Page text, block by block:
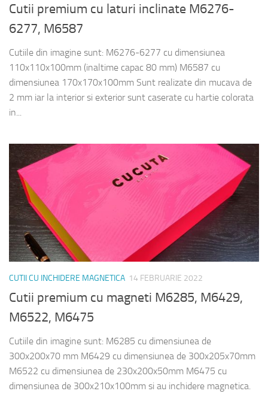
Cutii premium cu laturi inclinate M6276-
6277, M6587
Cutiile din imagine sunt: M6276-6277 cu dimensiunea
110x110x100mm (inaltime capac 80 mm) M6587 cu
dimensiunea 170x170x100mm Sunt realizate din mucava de
2 mm iar la interior si exterior sunt caserate cu hartie colorata
in...
CUTII CU INCHIDERE MAGNETICA 14 FEBRUARIE 2022
Cutii premium cu magneti M6285, M6429,
M6522, M6475
Cutiile din imagine sunt: M6285 cu dimensiunea de
300x200x70 mm M6429 cu dimensiunea de 300x205x70mm
M6522 cu dimensiunea de 230x200x50mm M6475 cu
dimensiunea de 300x210x100mm si au inchidere magnetica.